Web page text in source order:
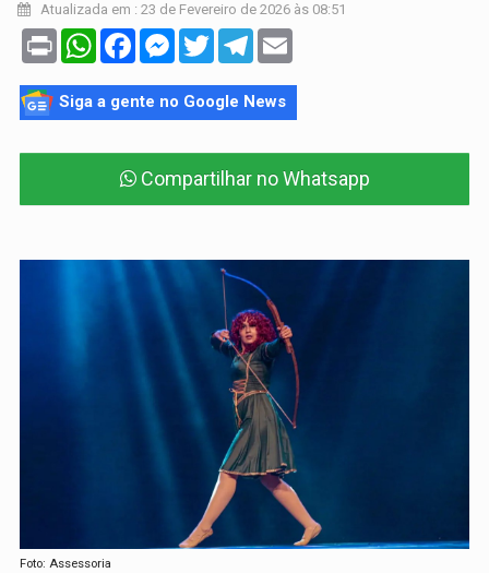
Atualizada em : 23 de Fevereiro de 2026 às 08:51
Print WhatsAppFacebookMessenger
TwitterTelegram
Siga a gente no Google News
Compartilhar no Whatsapp
Foto: Assessoria